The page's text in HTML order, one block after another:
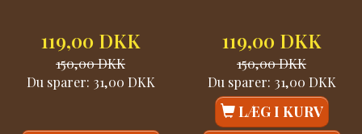
119,00 DKK
150,00 DKK
Du sparer: 31,00 DKK
119,00 DKK
150,00 DKK
Du sparer: 31,00 DKK
LÆG I KURV